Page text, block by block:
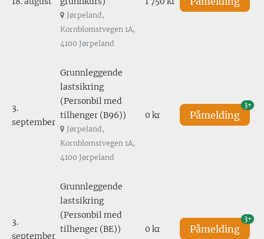
Jørpeland,
Kornblomstvegen 1A,
4100 Jørpeland
3.
september
Grunnleggende
lastsikring
(Personbil med
tilhenger (B96))
Jørpeland,
Kornblomstvegen 1A,
4100 Jørpeland
0 kr Påmelding
3+
3.
september
Grunnleggende
lastsikring
(Personbil med
tilhenger (BE))
0 kr Påmelding
3+